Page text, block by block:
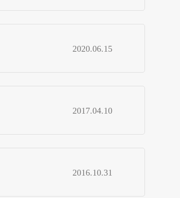
2020.06.15
2017.04.10
2016.10.31